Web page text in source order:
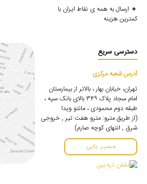
🔸 ارسال به همه ی نقاط ایران با
کمترین هزینه
دسترسی سریع
آدرس شعبه مرکزی
تهران، خیابان بهار ، بالاتر از بیمارستان
امام سجاد پلاک ۳۴۹ بالای بانک سپه ،
طبقه دوم محمودی ، مانتو ویدا
(از طریق مترو: مترو هفت تیر , خروجی
شرق , انتهای کوچه صارم)
مسیر یابی